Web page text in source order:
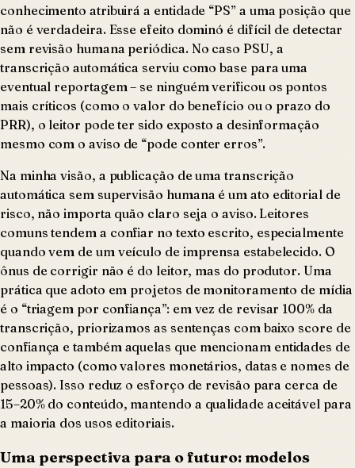
conhecimento atribuirá a entidade “PS” a uma posição que
não é verdadeira. Esse efeito dominó é difícil de detectar
sem revisão humana periódica. No caso PSU, a
transcrição automática serviu como base para uma
eventual reportagem – se ninguém verificou os pontos
mais críticos (como o valor do benefício ou o prazo do
PRR), o leitor pode ter sido exposto a desinformação
mesmo com o aviso de “pode conter erros”.
Na minha visão, a publicação de uma transcrição
automática sem supervisão humana é um ato editorial de
risco, não importa quão claro seja o aviso. Leitores
comuns tendem a confiar no texto escrito, especialmente
quando vem de um veículo de imprensa estabelecido. O
ônus de corrigir não é do leitor, mas do produtor. Uma
prática que adoto em projetos de monitoramento de mídia
é o “triagem por confiança”: em vez de revisar 100% da
transcrição, priorizamos as sentenças com baixo score de
confiança e também aquelas que mencionam entidades de
alto impacto (como valores monetários, datas e nomes de
pessoas). Isso reduz o esforço de revisão para cerca de
15–20% do conteúdo, mantendo a qualidade aceitável para
a maioria dos usos editoriais.
Uma perspectiva para o futuro: modelos